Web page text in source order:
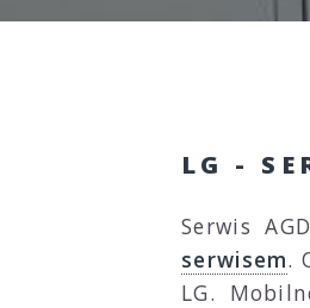
LG -
Serwis
serwisem.
LG.